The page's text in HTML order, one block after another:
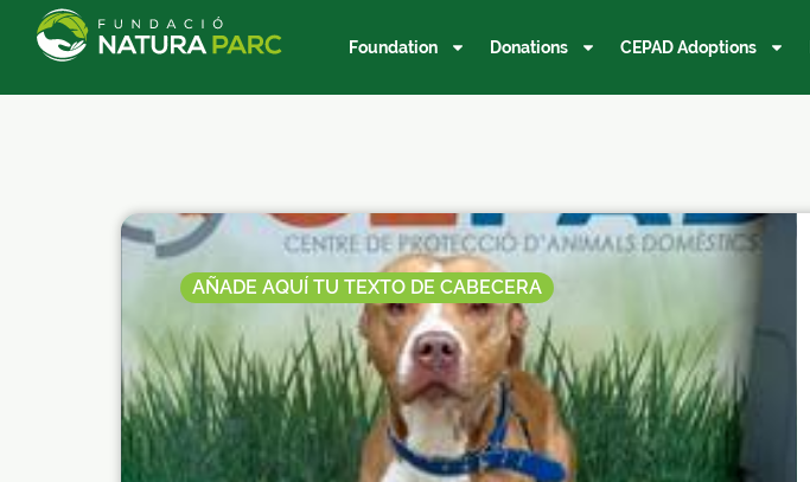
Foundation Donations CEPAD Adoptions
AÑADE AQUÍ TU TEXTO DE CABECERA